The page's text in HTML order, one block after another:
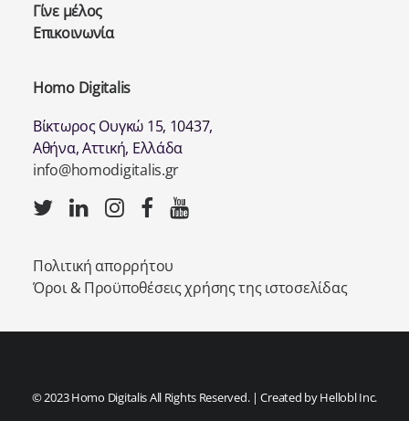
Γίνε μέλος
Επικοινωνία
Homo Digitalis
Βίκτωρος Ουγκώ 15, 10437,
Αθήνα, Αττική, Ελλάδα
info@homodigitalis.gr
Πολιτική απορρήτου
Όροι & Προϋποθέσεις χρήσης της ιστοσελίδας
© 2023 Homo Digitalis All Rights Reserved. | Created byHellobl Inc.